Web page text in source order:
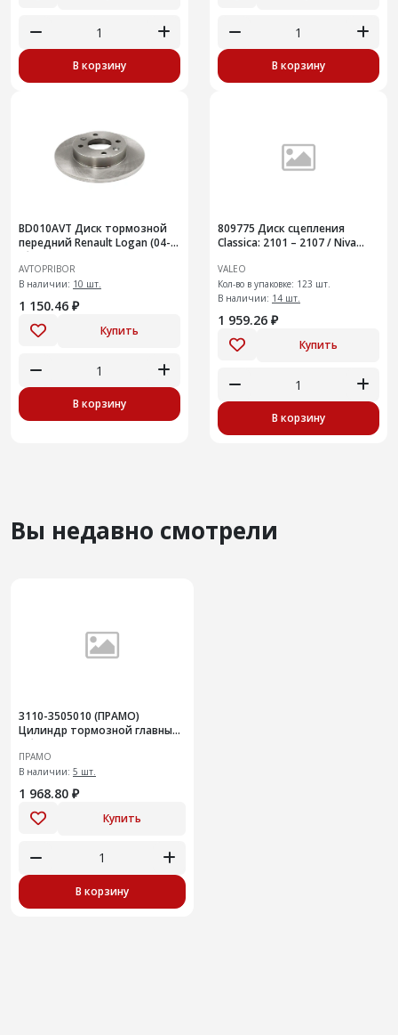
В корзину В корзину
BD010AVT Диск тормозной
передний Renault Logan (04-)
(без ABS)
AVTOPRIBOR
В наличии: 10 шт.
1 150.46 ₽
Купить
В корзину
809775 Диск сцепления
Classica: 2101 – 2107 / Niva
VALEO
Кол-во в упаковке: 123 шт.
В наличии: 14 шт.
1 959.26 ₽
Купить
В корзину
Вы недавно смотрели
3110-3505010 (ПРАМО)
Цилиндр тормозной главный,
с баком для ГАЗ
3302/2705/2217/3102
ПРАМО
В наличии: 5 шт.
1 968.80 ₽
Купить
В корзину